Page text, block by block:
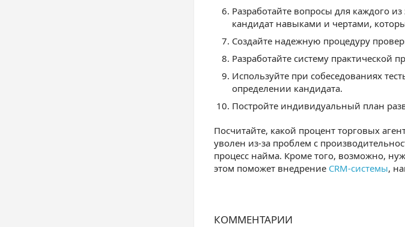
Разработайте вопросы для каждого
кандидат навыками и чертами,
Создайте надежную процедуру
Разработайте систему практической
Используйте при собеседованиях
определении кандидата.
Постройте индивидуальный план
Посчитайте, какой процент торговых
уволен из-за проблем с
процесс найма. Кроме того, возможно,
этом поможет внедрение CRM-системы,
КОММЕНТАРИИ